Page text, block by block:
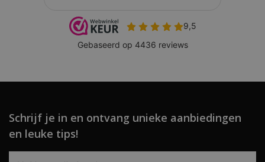
Schrijf je in en ontvang unieke aanbiedingen
en leuke tips!